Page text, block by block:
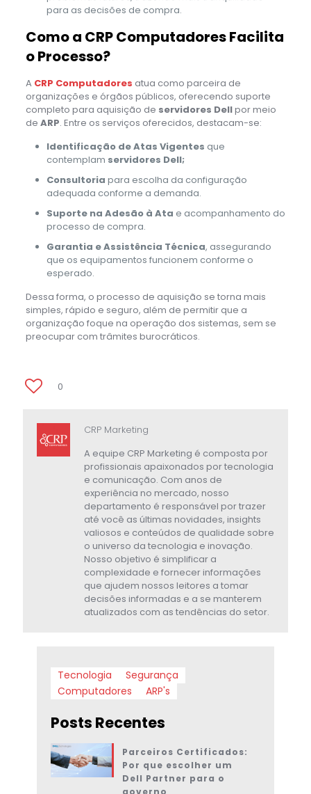
para as decisões de compra.
Como a CRP Computadores Facilita
o Processo?
A CRP Computadores atua como parceira de
organizações e órgãos públicos, oferecendo suporte
completo para aquisição de servidores Dellpor meio
de ARP. Entre os serviços oferecidos, destacam-se:
Identificação de Atas Vigentes que
contemplam servidores Dell;
Consultoria para escolha da configuração
adequada conforme a demanda.
Suporte na Adesão à Ata e acompanhamento do
processo de compra.
Garantia e Assistência Técnica, assegurando
que os equipamentos funcionem conforme o
esperado.
Dessa forma, o processo de aquisição se torna mais
simples, rápido e seguro, além de permitir que a
organização foque na operação dos sistemas, sem se
preocupar com trâmites burocráticos.
0
CRP Marketing
A equipe CRP Marketing é composta por
profissionais apaixonados por tecnologia
e comunicação. Com anos de
experiência no mercado, nosso
departamento é responsável por trazer
até você as últimas novidades, insights
valiosos e conteúdos de qualidade sobre
o universo da tecnologia e inovação.
Nosso objetivo é simplificar a
complexidade e fornecer informações
que ajudem nossos leitores a tomar
decisões informadas e a se manterem
atualizados com as tendências do setor.
Tecnologia
Segurança
Computadores
ARP's
Posts Recentes
Parceiros Certificados:
Por que escolher um
Dell Partner para o
governo